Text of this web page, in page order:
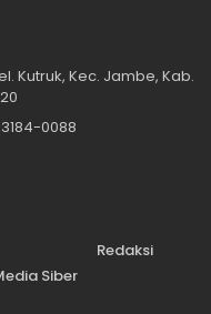
Kutruk, Kec. Jambe, Kab.
0088
Redaksi
Siber